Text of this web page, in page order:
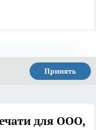
Принять
для ООО,